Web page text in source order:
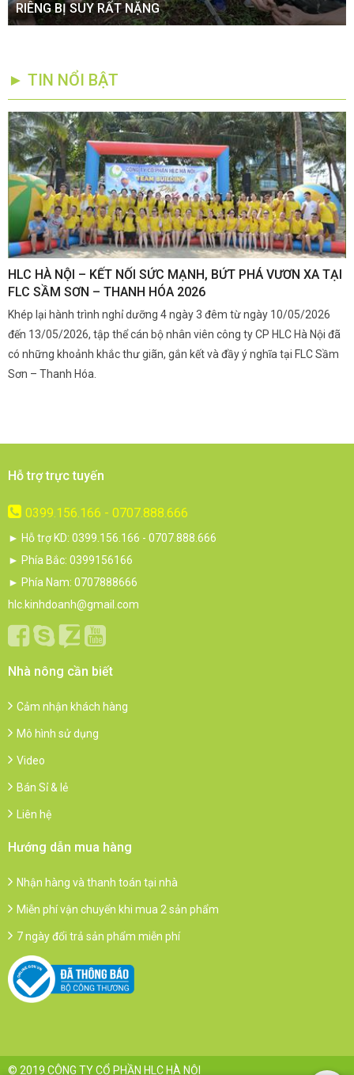
RIÊNG BỊ SUY RẤT NẶNG
► TIN NỔI BẬT
HLC HÀ NỘI – KẾT NỐI SỨC MẠNH, BỨT PHÁ VƯƠN XA TẠI
FLC SẦM SƠN – THANH HÓA 2026
Khép lại hành trình nghỉ dưỡng 4 ngày 3 đêm từ ngày 10/05/2026
đến 13/05/2026, tập thể cán bộ nhân viên công ty CP HLC Hà Nội đã
có những khoảnh khắc thư giãn, gắn kết và đầy ý nghĩa tại FLC Sầm
Sơn – Thanh Hóa.
Hỗ trợ trực tuyến
0399.156.166 - 0707.888.666
► Hỗ trợ KD: 0399.156.166 - 0707.888.666
► Phía Bắc: 0399156166
► Phía Nam: 0707888666
hlc.kinhdoanh@gmail.com
Nhà nông cần biết
Cảm nhận khách hàng
Mô hình sử dụng
Video
Bán Sỉ & lẻ
Liên hệ
Hướng dẫn mua hàng
Nhận hàng và thanh toán tại nhà
Miễn phí vận chuyển khi mua 2 sản phẩm
7 ngày đổi trả sản phẩm miễn phí
© 2019 CÔNG TY CỔ PHẦN HLC HÀ NỘI